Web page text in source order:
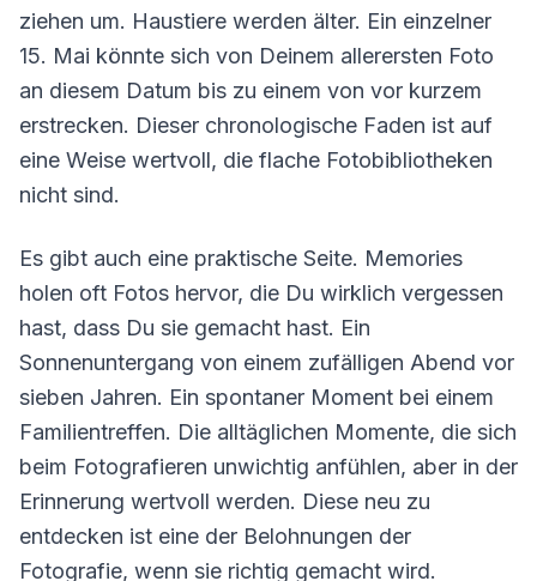
ziehen um. Haustiere werden älter. Ein einzelner
15. Mai könnte sich von Deinem allerersten Foto
an diesem Datum bis zu einem von vor kurzem
erstrecken. Dieser chronologische Faden ist auf
eine Weise wertvoll, die flache Fotobibliotheken
nicht sind.
Es gibt auch eine praktische Seite. Memories
holen oft Fotos hervor, die Du wirklich vergessen
hast, dass Du sie gemacht hast. Ein
Sonnenuntergang von einem zufälligen Abend vor
sieben Jahren. Ein spontaner Moment bei einem
Familientreffen. Die alltäglichen Momente, die sich
beim Fotografieren unwichtig anfühlen, aber in der
Erinnerung wertvoll werden. Diese neu zu
entdecken ist eine der Belohnungen der
Fotografie, wenn sie richtig gemacht wird.